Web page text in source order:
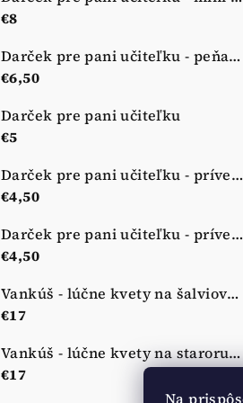
Na
€8
Darček pre pani učiteľku - peňaženka - nová lúka
€6,50
Darček pre pani učiteľku
€5
Darček pre pani učiteľku - prívesok na kľúče - zelená
€4,50
Darček pre pani učiteľku - prívesok na kľúče - ružový
€4,50
Vankúš - lúčne kvety na šalviovej zelenej
€17
Vankúš - lúčne kvety na staroružovej
€17